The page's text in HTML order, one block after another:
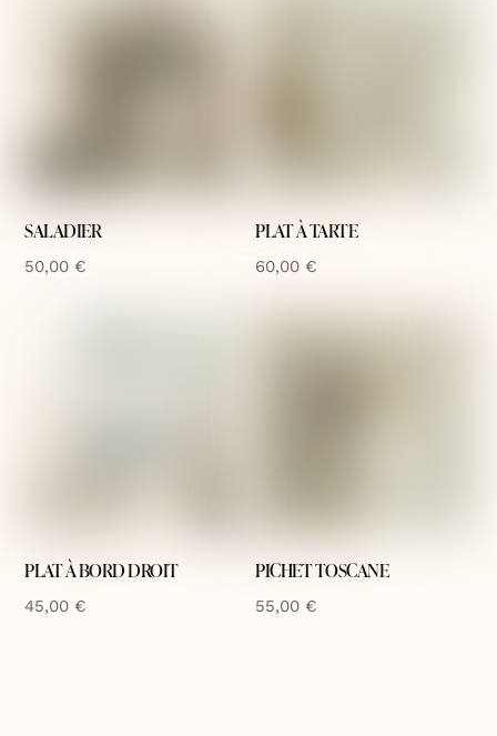
SALADIER
50,00 €
PLAT À TARTE
60,00 €
PLAT À BORD DROIT
45,00 €
PICHET TOSCANE
55,00 €